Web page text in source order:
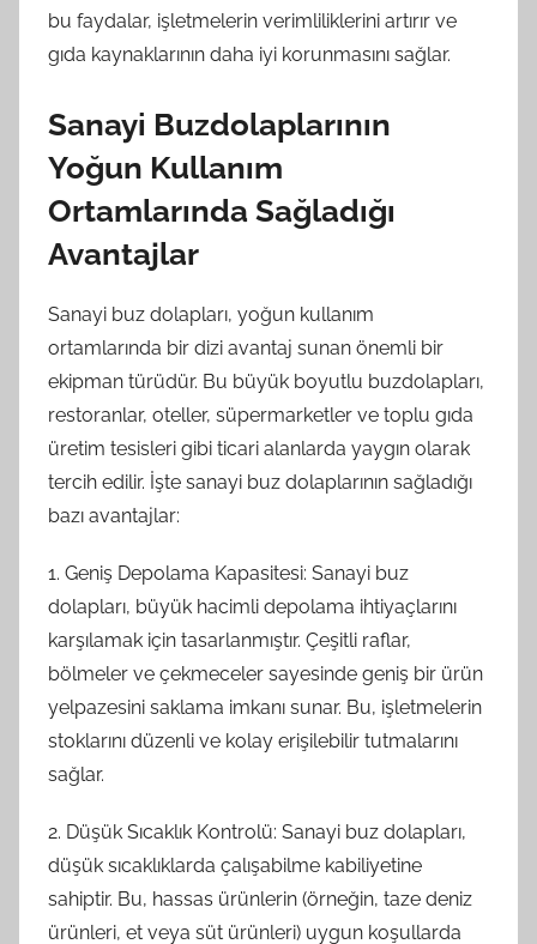
bu faydalar, işletmelerin verimliliklerini artırır ve
gıda kaynaklarının daha iyi korunmasını sağlar.
Sanayi Buzdolaplarının
Yoğun Kullanım
Ortamlarında Sağladığı
Avantajlar
Sanayi buz dolapları, yoğun kullanım
ortamlarında bir dizi avantaj sunan önemli bir
ekipman türüdür. Bu büyük boyutlu buzdolapları,
restoranlar, oteller, süpermarketler ve toplu gıda
üretim tesisleri gibi ticari alanlarda yaygın olarak
tercih edilir. İşte sanayi buz dolaplarının sağladığı
bazı avantajlar:
1. Geniş Depolama Kapasitesi: Sanayi buz
dolapları, büyük hacimli depolama ihtiyaçlarını
karşılamak için tasarlanmıştır. Çeşitli raflar,
bölmeler ve çekmeceler sayesinde geniş bir ürün
yelpazesini saklama imkanı sunar. Bu, işletmelerin
stoklarını düzenli ve kolay erişilebilir tutmalarını
sağlar.
2. Düşük Sıcaklık Kontrolü: Sanayi buz dolapları,
düşük sıcaklıklarda çalışabilme kabiliyetine
sahiptir. Bu, hassas ürünlerin (örneğin, taze deniz
ürünleri, et veya süt ürünleri) uygun koşullarda